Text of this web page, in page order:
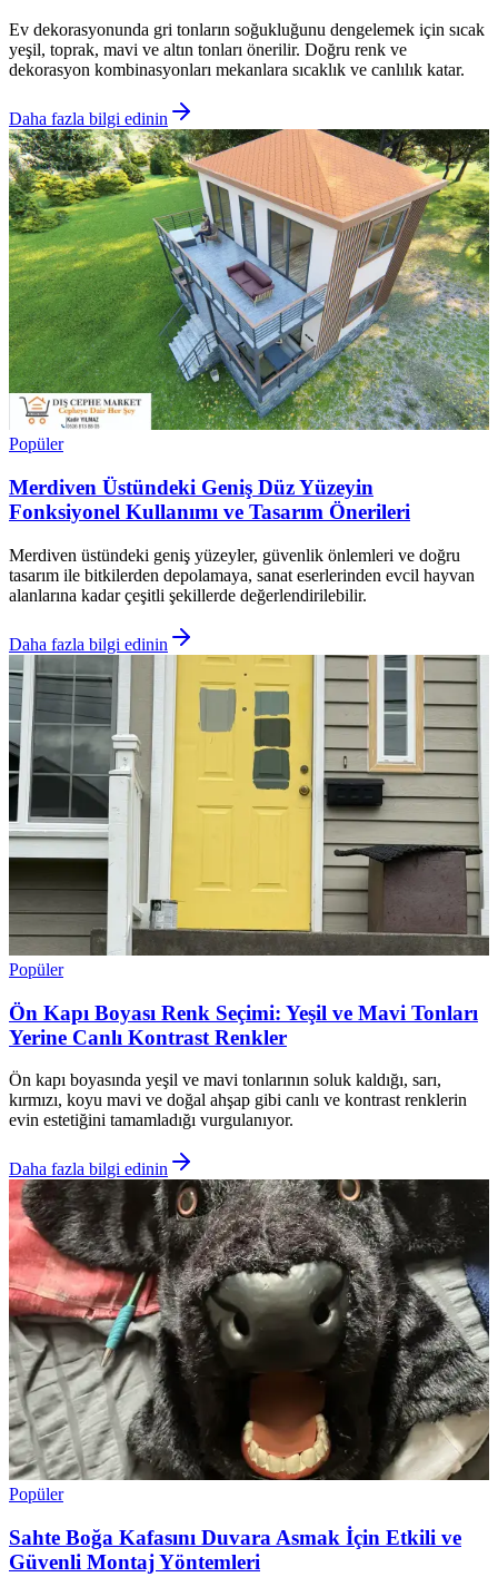
Ev dekorasyonunda gri tonların soğukluğunu dengelemek için sıcak
yeşil, toprak, mavi ve altın tonları önerilir. Doğru renk ve
dekorasyon kombinasyonları mekanlara sıcaklık ve canlılık katar.
Daha fazla bilgi edinin
Popüler
Merdiven Üstündeki Geniş Düz Yüzeyin
Fonksiyonel Kullanımı ve Tasarım Önerileri
Merdiven üstündeki geniş yüzeyler, güvenlik önlemleri ve doğru
tasarım ile bitkilerden depolamaya, sanat eserlerinden evcil hayvan
alanlarına kadar çeşitli şekillerde değerlendirilebilir.
Daha fazla bilgi edinin
Popüler
Ön Kapı Boyası Renk Seçimi: Yeşil ve Mavi Tonları
Yerine Canlı Kontrast Renkler
Ön kapı boyasında yeşil ve mavi tonlarının soluk kaldığı, sarı,
kırmızı, koyu mavi ve doğal ahşap gibi canlı ve kontrast renklerin
evin estetiğini tamamladığı vurgulanıyor.
Daha fazla bilgi edinin
Popüler
Sahte Boğa Kafasını Duvara Asmak İçin Etkili ve
Güvenli Montaj Yöntemleri